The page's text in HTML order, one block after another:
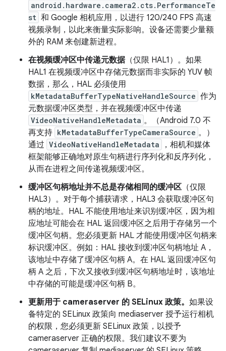
android.hardware.camera2.cts.PerformanceTe
st 和 Google 相机应用，以进行 120/240 FPS 高速
视频录制，以此来衡量实际影响。设备还需要少量额
外的 RAM 来创建新进程。
在视频缓冲区中传递元数据（仅限 HAL1）。 如果
HAL1 在视频缓冲区中存储元数据而非实际的 YUV 帧
数据，那么，HAL 必须使用
kMetadataBufferTypeNativeHandleSource 作为
元数据缓冲区类型，并在视频缓冲区中传递
VideoNativeHandleMetadata 。（Android 7.0 不
再支持 kMetadataBufferTypeCameraSource 。）
通过 VideoNativeHandleMetadata
，相机和媒体
框架能够正确地对原生句柄进行序列化和反序列化，
从而在进程之间传递视频缓冲区。
缓冲区句柄地址并不总是存储相同的缓冲区 （仅限
HAL3）。 对于每个捕获请求，HAL3 会获取缓冲区句
柄的地址。HAL 不能使用地址来识别缓冲区，因为相
应地址可能会在 HAL 返回缓冲区之后用于存储另一个
缓冲区句柄。您必须更新 HAL 才能使用缓冲区句柄来
标识缓冲区。例如：HAL 接收到缓冲区句柄地址 A，
该地址中存储了缓冲区句柄 A。在 HAL 返回缓冲区句
柄 A 之后，下次又接收到缓冲区句柄地址时，该地址
中存储的可能是缓冲区句柄 B。
更新用于 cameraserver 的 SELinux 政策。 如果设
备特定的 SELinux 政策向 mediaserver 授予运行相机
的权限，您必须更新 SELinux 政策，以授予
cameraserver 正确的权限。我们建议不要为